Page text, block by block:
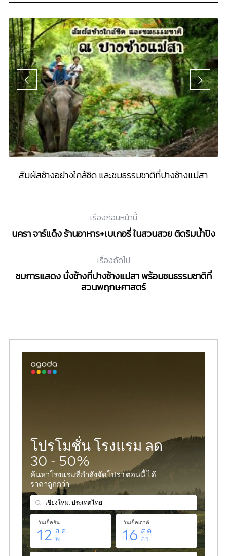
สัมผัสช้างอย่างใกล้ชิด และชมธรรมชาติที่ปางช้างแม่สา
เรื่องก่อนหน้านี้
นครา จาร์แด็ง ร้านอาหาร+เบเกอรี่ ในสวนสวย ติดริมน้ำปิง
เรื่องถัดไป
ชมการแสดง นั่งช้างที่ปางช้างแม่สา พร้อมชมธรรมชาติที่
สวนพฤกษศาสตร์